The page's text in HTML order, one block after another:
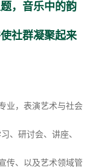
，音乐中的韵
社群凝聚起来
业，表演艺术与社会
、研讨会、讲座、
传、以及艺术领域管